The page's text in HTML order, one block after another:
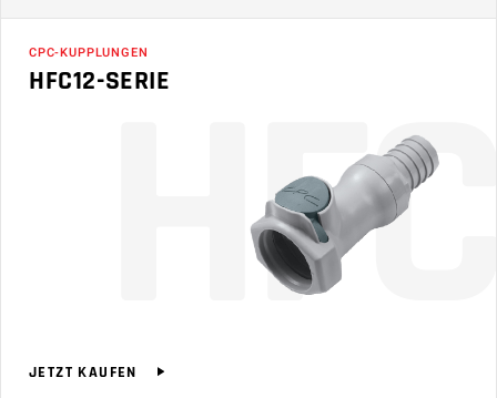
CPC-KUPPLUNGEN
HFC12-SERIE FC
JETZT KAUFEN